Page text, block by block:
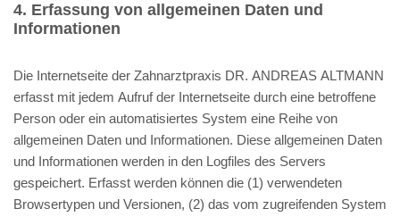
4. Erfassung von allgemeinen Daten und
Informationen
Die Internetseite der Zahnarztpraxis DR. ANDREAS ALTMANN
erfasst mit jedem Aufruf der Internetseite durch eine betroffene
Person oder ein automatisiertes System eine Reihe von
allgemeinen Daten und Informationen. Diese allgemeinen Daten
und Informationen werden in den Logfiles des Servers
gespeichert. Erfasst werden können die (1) verwendeten
Browsertypen und Versionen, (2) das vom zugreifenden System